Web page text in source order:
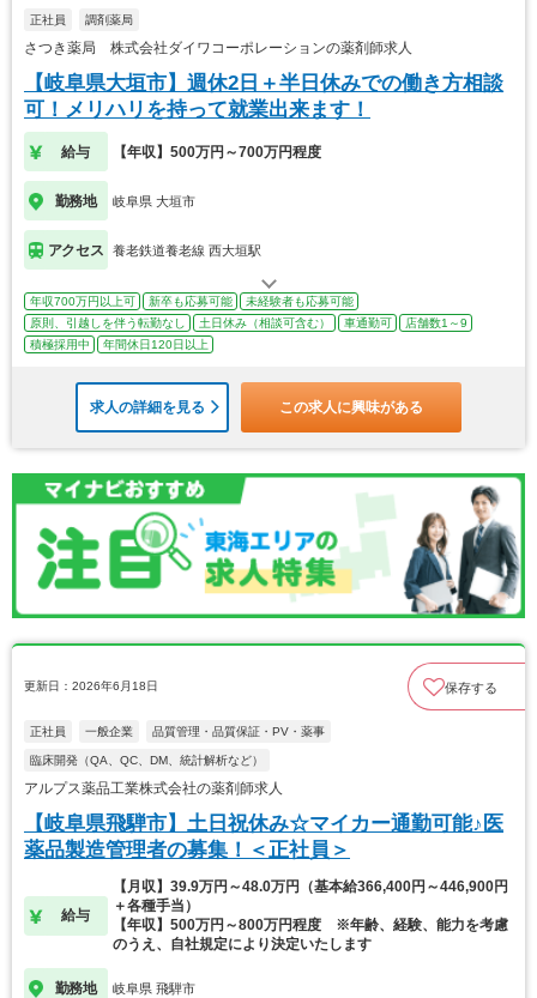
正社員 調剤薬局
さつき薬局 株式会社ダイワコーポレーションの薬剤師求人
【岐阜県大垣市】週休2日＋半日休みでの働き方相談
可！メリハリを持って就業出来ます！
給与 【年収】500万円～700万円程度
勤務地 岐阜県 大垣市
アクセス 養老鉄道養老線 西大垣駅
年収700万円以上可 新卒も応募可能
未経験者も応募可能
原則、引越しを伴う転勤なし
土日休み（相談可含む） 車通勤可
店舗数1～9
積極採用中
年間休日120日以上
求人の詳細を見る この求人に興味がある
更新日：2026年6月18日 保存する
正社員 一般企業 品質管理・品質保証・PV・薬事
臨床開発（QA、QC、DM、統計解析など）
アルプス薬品工業株式会社の薬剤師求人
【岐阜県飛騨市】土日祝休み☆マイカー通勤可能♪医
薬品製造管理者の募集！＜正社員＞
給与
【月収】39.9万円～48.0万円（基本給366,400円～446,900円
＋各種手当）
【年収】500万円～800万円程度 ※年齢、経験、能力を考慮
のうえ、自社規定により決定いたします
勤務地 岐阜県 飛騨市